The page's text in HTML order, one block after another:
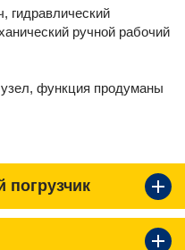
гидравлический
ручной рабочий
функция продуманы
погрузчик